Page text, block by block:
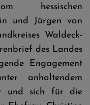
hessischen
und Jürgen van
Waldeck-
des Landes
Engagement
anhaltendem
und sich für die